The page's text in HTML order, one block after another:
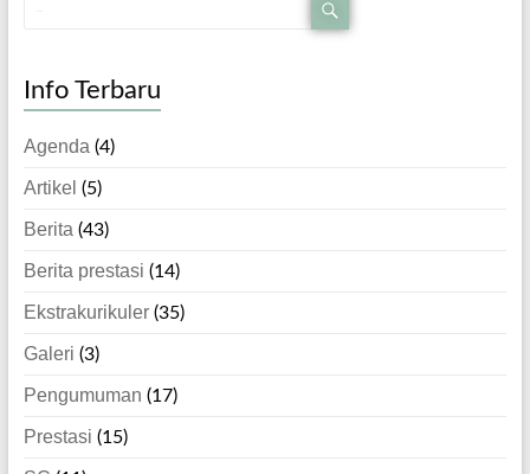
Info Terbaru
Agenda (4)
Artikel (5)
Berita (43)
Berita prestasi (14)
Ekstrakurikuler(35)
Galeri (3)
Pengumuman (17)
Prestasi (15)